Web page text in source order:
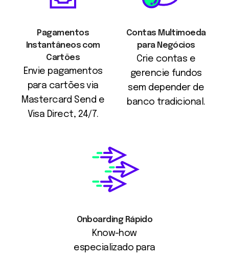
Pagamentos
Instantâneos com
Cartões
Envie pagamentos
para cartões via
Mastercard Send e
Visa Direct, 24/7.
Contas Multimoeda
para Negócios
Crie contas e
gerencie fundos
sem depender de
banco tradicional.
Onboarding Rápido
Know-how
especializado para